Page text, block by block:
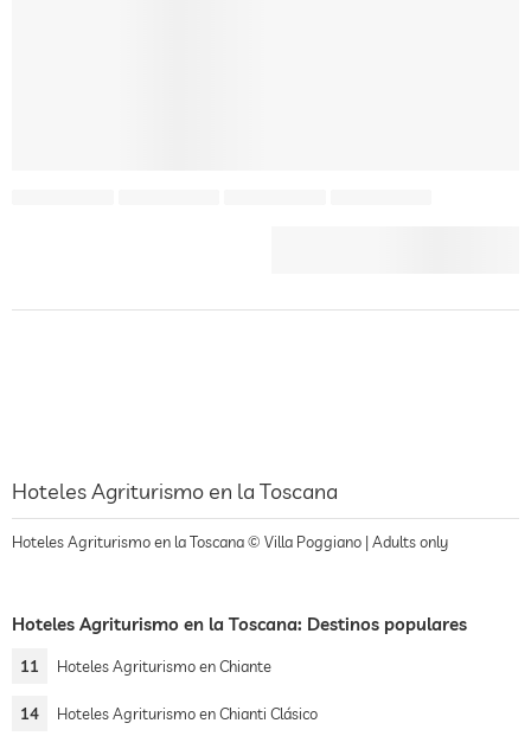
Hoteles Agriturismo en la Toscana
Hoteles Agriturismo en la Toscana © Villa Poggiano | Adults only
Hoteles Agriturismo en la Toscana: Destinos populares
11 Hoteles Agriturismo en Chiante
14 Hoteles Agriturismo en Chianti Clásico